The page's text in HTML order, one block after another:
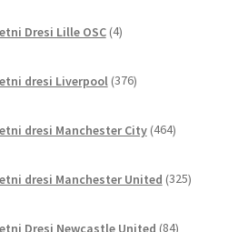
Dresi Lille OSC 4izdelki
dresi Liverpool 376izdelkov
dresi Manchester City 464izdelkov
dresi Manchester United 325izdelkov
Dresi Newcastle United 84